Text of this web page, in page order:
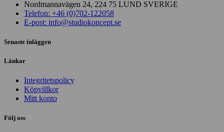
Nordmannavägen 24, 224 75 LUND SVERIGE
Telefon: +46 (0)702-122058
E-post: info@studiokoncept.se
Senaste inläggen
Länkar
Integritetspolicy
Köpvillkor
Mitt konto
Följ oss